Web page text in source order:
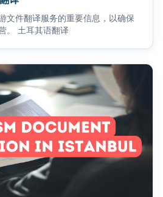
文件翻译服务的重要信息，以确保
。 土耳其语翻译